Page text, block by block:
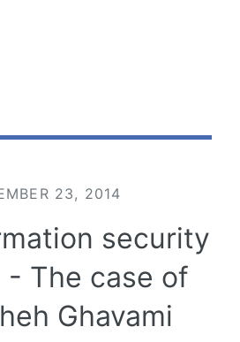
23, 2014
security
- The case of
Ghavami